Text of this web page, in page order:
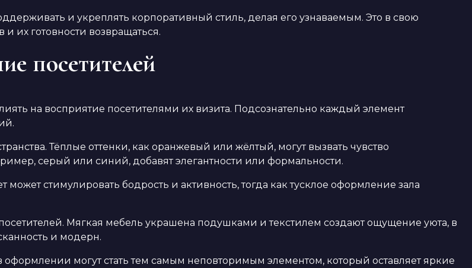
и укреплять корпоративный стиль, делая его узнаваемым. Это в свою
и их готовности возвращаться.
посетителей
на восприятие посетителями их визита. Подсознательно каждый элемент
Тёплые оттенки, как оранжевый или жёлтый, могут вызвать чувство
серый или синий, добавят элегантности или формальности.
стимулировать бодрость и активность, тогда как тусклое оформление зала
Мягкая мебель украшена подушками и текстилем создают ощущение уюта, в
и модерн.
могут стать тем самым неповторимым элементом, который оставляет яркие